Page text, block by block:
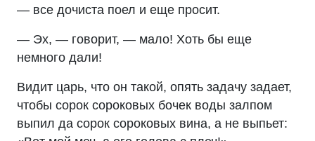
— все дочиста поел и еще просит.
— Эх, — говорит, — мало! Хоть бы еще
немного дали!
Видит царь, что он такой, опять задачу задает,
чтобы сорок сороковых бочек воды залпом
выпил да сорок сороковых вина, а не выпьет: